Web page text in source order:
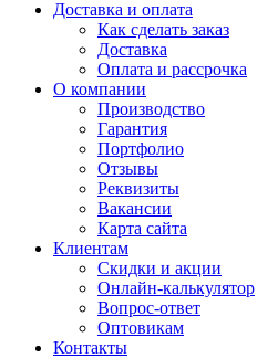
Доставка и оплата
Как сделать заказ
Доставка
Оплата и рассрочка
О компании
Производство
Гарантия
Портфолио
Отзывы
Реквизиты
Вакансии
Карта сайта
Клиентам
Скидки и акции
Онлайн-калькулятор
Вопрос-ответ
Оптовикам
Контакты